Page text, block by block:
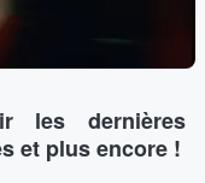
les dernières
et plus encore !